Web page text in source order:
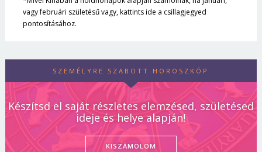
vagy februári születésű vagy, kattints ide a csillagjegyed
pontosításához.
SZEMÉLYRE SZABOTT HOROSZKÓP
Készítsd el saját részletes elemzésed, születésed
ideje és helye alapján!
KISZÁMOLOM